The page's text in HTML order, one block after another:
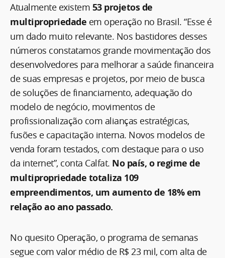
Atualmente existem 53 projetos de
multipropriedade em operação no Brasil. “Esse é
um dado muito relevante. Nos bastidores desses
números constatamos grande movimentação dos
desenvolvedores para melhorar a saúde financeira
de suas empresas e projetos, por meio de busca
de soluções de financiamento, adequação do
modelo de negócio, movimentos de
profissionalização com alianças estratégicas,
fusões e capacitação interna. Novos modelos de
venda foram testados, com destaque para o uso
da internet”, conta Calfat. No país, o regime de
multipropriedade totaliza 109
empreendimentos, um aumento de 18% em
relação ao ano passado.
No quesito Operação, o programa de semanas
segue com valor médio de R$ 23 mil, com alta de